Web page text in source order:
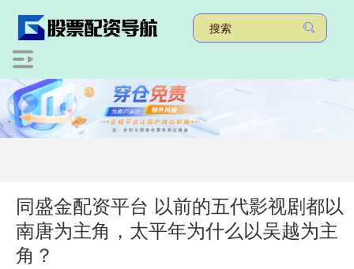
同盛金配资平台 以前的五代影视剧都以
南唐为主角，太平年为什么以吴越为主
角？